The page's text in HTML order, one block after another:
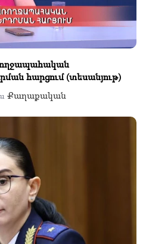
հարցում (տեսանյութ)
Քաղաքական